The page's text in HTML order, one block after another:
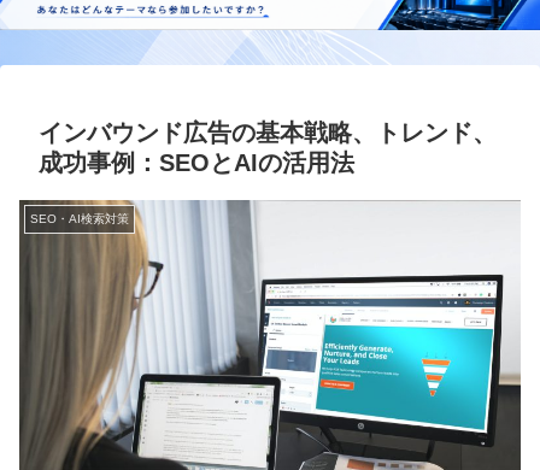
インバウンド広告の基本戦略、トレンド、
成功事例：SEOとAIの活用法
SEO・AI検索対策